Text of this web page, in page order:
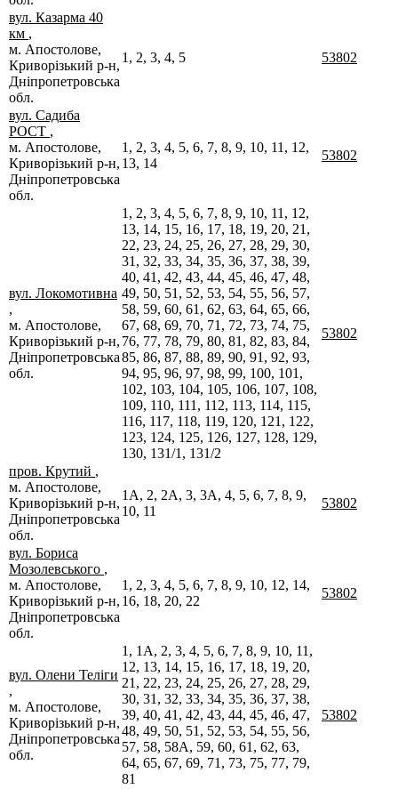
вул. Казарма 40
км ,
м. Апостолове,
Криворізький р-н,
Дніпропетровська
обл.
1, 2, 3, 4, 5 53802
вул. Садиба
РОСТ ,
м. Апостолове,
Криворізький р-н,
Дніпропетровська
обл.
1, 2, 3, 4, 5, 6, 7, 8, 9, 10, 11, 12,
13, 14
53802
вул. Локомотивна
,
м. Апостолове,
Криворізький р-н,
Дніпропетровська
обл.
1, 2, 3, 4, 5, 6, 7, 8, 9, 10, 11, 12,
13, 14, 15, 16, 17, 18, 19, 20, 21,
22, 23, 24, 25, 26, 27, 28, 29, 30,
31, 32, 33, 34, 35, 36, 37, 38, 39,
40, 41, 42, 43, 44, 45, 46, 47, 48,
49, 50, 51, 52, 53, 54, 55, 56, 57,
58, 59, 60, 61, 62, 63, 64, 65, 66,
67, 68, 69, 70, 71, 72, 73, 74, 75,
76, 77, 78, 79, 80, 81, 82, 83, 84,
85, 86, 87, 88, 89, 90, 91, 92, 93,
94, 95, 96, 97, 98, 99, 100, 101,
102, 103, 104, 105, 106, 107, 108,
109, 110, 111, 112, 113, 114, 115,
116, 117, 118, 119, 120, 121, 122,
123, 124, 125, 126, 127, 128, 129,
130, 131/1, 131/2
53802
пров. Крутий ,
м. Апостолове,
Криворізький р-н,
Дніпропетровська
обл.
1А, 2, 2А, 3, 3А, 4, 5, 6, 7, 8, 9,
10, 11
53802
вул. Бориса
Мозолевського ,
м. Апостолове,
Криворізький р-н,
Дніпропетровська
обл.
1, 2, 3, 4, 5, 6, 7, 8, 9, 10, 12, 14,
16, 18, 20, 22
53802
вул. Олени Теліги
,
м. Апостолове,
Криворізький р-н,
Дніпропетровська
обл.
1, 1А, 2, 3, 4, 5, 6, 7, 8, 9, 10, 11,
12, 13, 14, 15, 16, 17, 18, 19, 20,
21, 22, 23, 24, 25, 26, 27, 28, 29,
30, 31, 32, 33, 34, 35, 36, 37, 38,
39, 40, 41, 42, 43, 44, 45, 46, 47,
48, 49, 50, 51, 52, 53, 54, 55, 56,
57, 58, 58А, 59, 60, 61, 62, 63,
64, 65, 67, 69, 71, 73, 75, 77, 79,
81
53802